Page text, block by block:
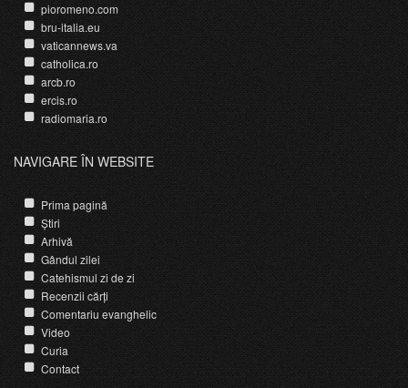
pioromeno.com
bru-italia.eu
vaticannews.va
catholica.ro
arcb.ro
ercis.ro
radiomaria.ro
NAVIGARE ÎN WEBSITE
Prima pagină
Știri
Arhivă
Gândul zilei
Catehismul zi de zi
Recenzii cărți
Comentariu evanghelic
Video
Curia
Contact